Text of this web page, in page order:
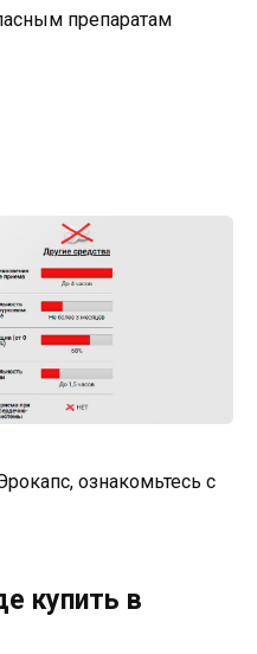
препаратам
ознакомьтесь с
купить в